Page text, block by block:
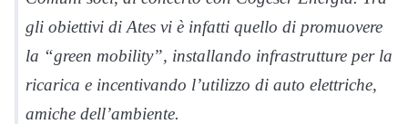
gli obiettivi di Ates vi è infatti quello di promuovere
la “green mobility”, installando infrastrutture per la
ricarica e incentivando l’utilizzo di auto elettriche,
amiche dell’ambiente.